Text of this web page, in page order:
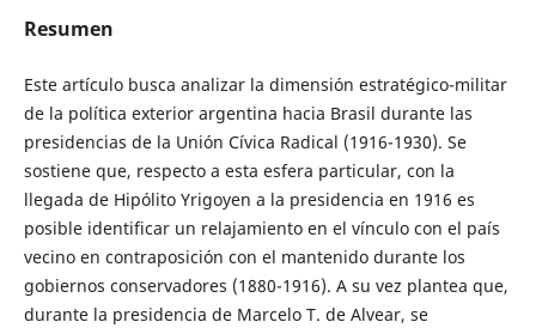
Resumen
Este artículo busca analizar la dimensión estratégico-militar
de la política exterior argentina hacia Brasil durante las
presidencias de la Unión Cívica Radical (1916-1930). Se
sostiene que, respecto a esta esfera particular, con la
llegada de Hipólito Yrigoyen a la presidencia en 1916 es
posible identificar un relajamiento en el vínculo con el país
vecino en contraposición con el mantenido durante los
gobiernos conservadores (1880-1916). A su vez plantea que,
durante la presidencia de Marcelo T. de Alvear, se